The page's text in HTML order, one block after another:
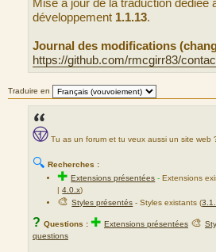
Mise à jour de la traduction dédiée
développement 1.1.13.
Journal des modifications
https://github.com/rmcgirr83/
Traduire en
Tu as un forum et tu veux aussi un site web
🔍 Recherches :
✚Extensions présentées -Extensions
|4.0.x)
🎨Styles présentés - Styles existants (
? Questions : ✚ Extensions présentées 🎨
questions